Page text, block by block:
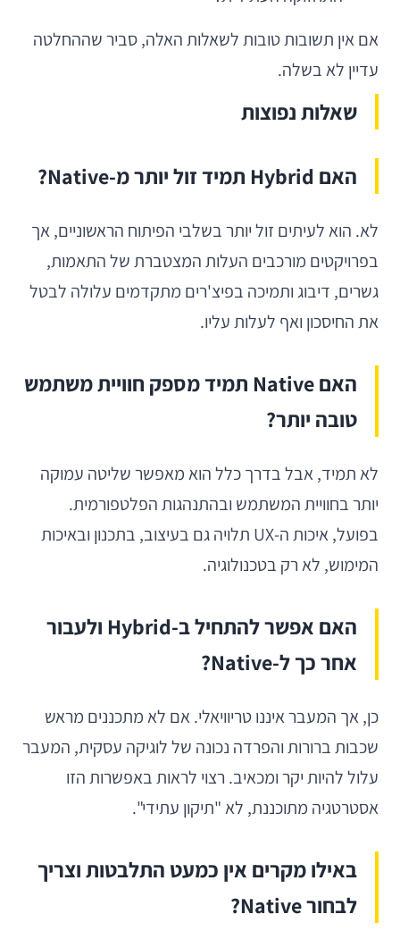
אם אין תשובות טובות לשאלות האלה, סביר שההחלטה
עדיין לא בשלה.
שאלות נפוצות
האם Hybrid תמיד זול יותר מ-Native?
לא. הוא לעיתים זול יותר בשלבי הפיתוח הראשוניים, אך
בפרויקטים מורכבים העלות המצטברת של התאמות,
גשרים, דיבוג ותמיכה בפיצ'רים מתקדמים עלולה לבטל
את החיסכון ואף לעלות עליו.
האם Native תמיד מספק חוויית משתמש
טובה יותר?
לא תמיד, אבל בדרך כלל הוא מאפשר שליטה עמוקה
יותר בחוויית המשתמש ובהתנהגות הפלטפורמית.
בפועל, איכות ה-UX תלויה גם בעיצוב, בתכנון ובאיכות
המימוש, לא רק בטכנולוגיה.
האם אפשר להתחיל ב-Hybrid ולעבור
אחר כך ל-Native?
כן, אך המעבר איננו טריוויאלי. אם לא מתכננים מראש
שכבות ברורות והפרדה נכונה של לוגיקה עסקית, המעבר
עלול להיות יקר ומכאיב. רצוי לראות באפשרות הזו
אסטרטגיה מתוכננת, לא "תיקון עתידי".
באילו מקרים אין כמעט התלבטות וצריך
לבחור Native?